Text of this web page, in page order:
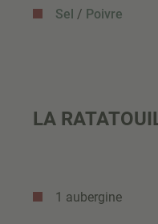
Sel / Poivre
LA
1 aubergine